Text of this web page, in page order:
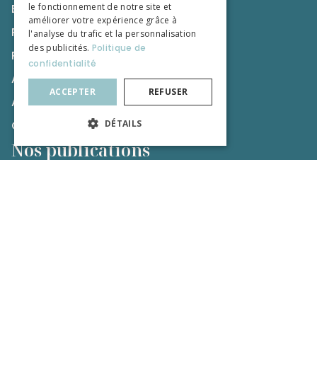
Espace Nouveau Client
Rejoindre Olifan Group
Recommandations
ACPR
AMF
CNCGP
Nos publications
le fonctionnement de notre site et
améliorer votre expérience grâce à
l'analyse du trafic et la personnalisation
des publicités. Politique de
confidentialité
ACCEPTER REFUSER
DÉTAILS